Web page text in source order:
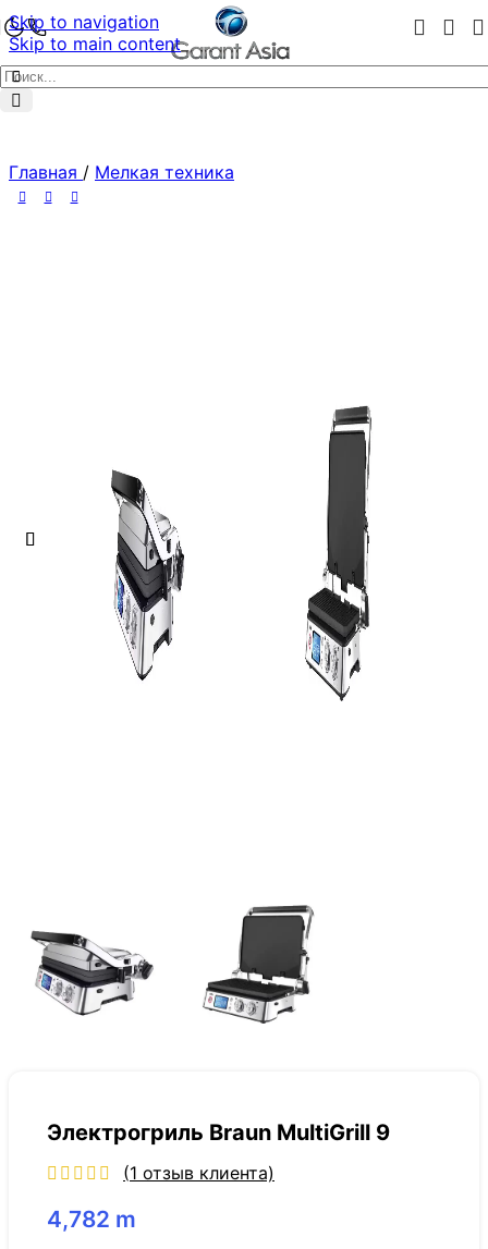
Skip to navigation
Skip to main content
Главная / Мелкая техника
Электрогриль Braun MultiGrill 9
(1 отзыв клиента)
4,782 m